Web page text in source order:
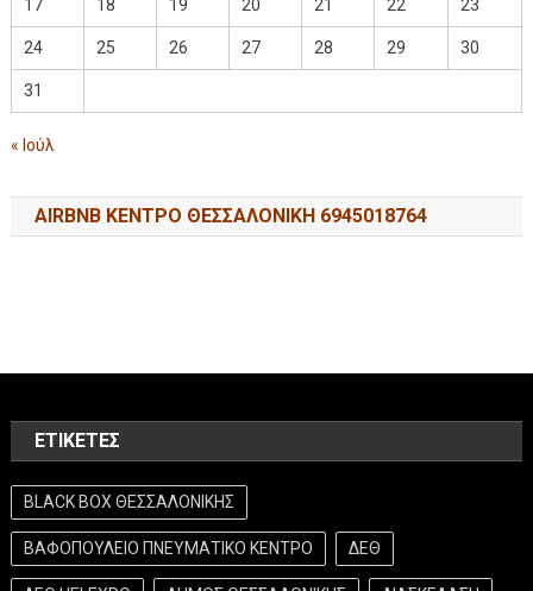
17 18 19 20 21 22 23
24 25 26 27 28 29 30
31
« Ιούλ
AIRBNB ΚΕΝΤΡΟ ΘΕΣΣΑΛΟΝΙΚΗ 6945018764
ΕΤΙΚΈΤΕΣ
BLACK BOX ΘΕΣΣΑΛΟΝΙΚΗΣ
ΒΑΦΟΠΟΥΛΕΙΟ ΠΝΕΥΜΑΤΙΚΟ ΚΕΝΤΡΟ ΔΕΘ